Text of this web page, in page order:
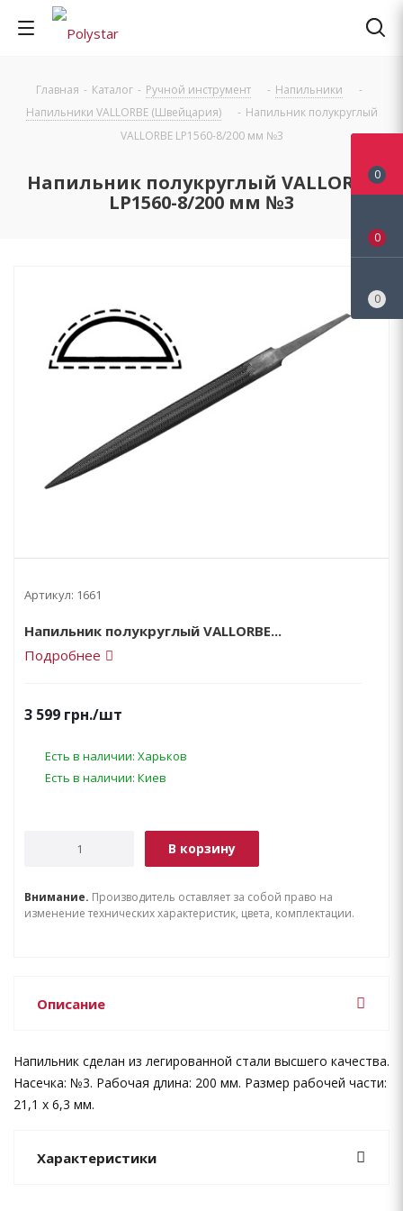
Главная - Каталог - Ручной инструмент - Напильники
-
Напильники VALLORBE (Швейцария)
- Напильник полукруглый
VALLORBE LP1560-8/200 мм №3
Напильник полукруглый VALLORBE
LP1560-8/200 мм №3
Артикул: 1661
Напильник полукруглый VALLORBE...
Подробнее
3 599 грн./шт
Есть в наличии: Харьков
Есть в наличии: Киев
В корзину
Внимание. Производитель оставляет за собой право на
изменение технических характеристик, цвета, комплектации.
Описание
Напильник сделан из легированной стали высшего качества.
Насечка: №3. Рабочая длина: 200 мм. Размер рабочей части:
21,1 х 6,3 мм.
Характеристики
0
0
0